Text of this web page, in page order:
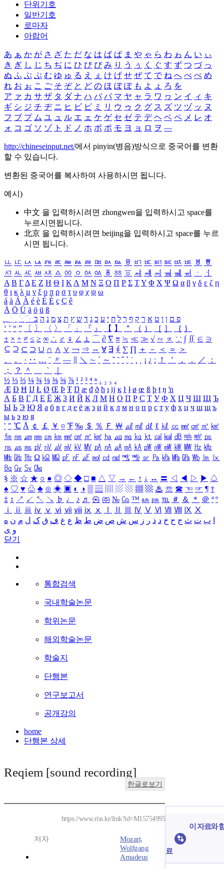
단위기호
일반기호
로마자
아랍어
あ ぁ か が さ ざ た だ な は ば ぱ ま や ゃ ら わ ゎ ん い ぃ
き ぎ し じ ち ぢ に ひ び ぴ み り う ぅ く ぐ す ず つ づ っ
ぬ ふ ぶ ぷ む ゆ ゅ る え ぇ け げ せ ぜ て で ね へ べ ぺ め
れ お ぉ こ ご そ ぞ と ど の ほ ぼ ぽ も よ ょ ろ を
ア ァ カ サ ザ タ ダ ナ ハ バ パ マ ヤ ャ ラ ワ ヮ ン イ ィ キ
ギ シ ジ チ ヂ ニ ヒ ビ ピ ミ リ ウ ゥ ク グ ス ズ ツ ヅ ッ ヌ
フ ブ プ ム ユ ュ ル エ ェ ケ ゲ セ ゼ テ デ ヘ ベ ペ メ レ オ
ォ コ ゴ ソ ゾ ト ド ノ ホ ボ ポ モ ヨ ョ ロ ヲ ―
http://chineseinput.net/에서 pinyin(병음)방식으로 중국어를 변환
할 수 있습니다.
변환된 중국어를 복사하여 사용하시면 됩니다.
예시)
中文 을 입력하시려면 zhongwen을 입력하시고 space를
누르시면됩니다.
北京 을 입력하시려면 beijing을 입력하시고 space를 누르
시면 됩니다.
ㅥ ㅦ ㅧ ㅨ ㅩ ㅪ ㅫ ㅬ ㅭ ㅮ ㅯ ㅰ ㅱ ㅲ ㅳ ㅴ ㅵ ㅶ ㅷ ㅸ
ㅹ
ㅺ ㅻ ㅼ ㅽ ㅾ ㅿ ㆀ ㆁ ㆂ ㆃ ㆄ ㆅ ㆆ ㆇ ㆈ ㆉ ㆊ ㆋ ㆌ ㆍ
ㆎ
Α Β ΓΔ Ε Ζ Η Θ Ι ΚΛ Μ Ν Ξ Ο Π Ρ Σ ΤΥ Φ Χ Ψ Ω α β γ δ ε ζ η
θ ι κ λ μ ν ξ ο π ρ σ τ υ φ χ ψ ω
á à Á À é è É È ç Ç ê
Ä Ö Ü ä ö ü ß
ִֶֹ ֻּ ׁׂ פ ם ן ו ט א ר ק ף ך ל ח י ע כ ג ד ש ץ ת צ מ נ ה ב
‘ ’ “ ” 〔 〕 〈 〉 「 」 『 』 【 】 ＂ （ ） ［ ］ ｛ ｝
± × ÷ ≠ ≤ ≥ ∞ ∴ ♂ ♀ ∠ ⊥ ⌒ ∂ ∇ ≡ ≒ ≪ ≫ √ ∽ ∝ ∵ ∫ ∬ ∈ ∋
⊆ ⊇ ⊂ ⊃ ∪ ∩ ∧ ∨ ￢ ⇒ ⇔ ∀ ∃ ∮ ∑ ∏ ＋ － ＜ ＝
＞
、
。 · ‥ … ¨ 〃 ― ＼ ∼ ´ ～ ˇ ˘ ˝ ˚ ˙ ¸ ¡ ¿ ː ！ ＇ ， ． ／
：
；
？ ＾ ｀
½ ⅓ ⅔ ¼ ¾ ⅛ ⅜ ⅝ ⅞ ¹ ² ³ ⁴ ⁿ ₁ ₂ ₃ ₄
Æ Ð Ħ Ĳ Ł Ø Œ Þ Ŧ Ŋ æ đ ð ħ ı ĳ ĸ ŀ ł ø œ ß þ ŧ ŋ ŉ
А Б В Г Д Е Ё Ж З И Й К Л М Н О П Р С Т У Ф Х Ц Ч Ш Щ Ъ
Ы Ь Э Ю Я а б в г д е ё ж з и й к л м н о п р с т у ф х ц ч ш щ ъ
ы ь э ю я
′ ″ ℃ Å ￠ ￡ ￥ ¤ ℉ ‰ ＄ ％ Ｆ ￦ ㎕ ㎖ ㎗ ℓ ㎘ ㏄ ㎣ ㎤ ㎥ ㎦
㎙ ㎚ ㎛ ㎜ ㎝ ㎞ ㎟ ㎠ ㎡ ㎢ ㏊ ㎍ ㎎ ㎏ ㏏ ㎈ ㎉ ㏈ ㎧ ㎨ ㎰
㎱ ㎲ ㎳ ㎴ ㎵ ㎶ ㎷ ㎸ ㎹ ㎀ ㎁ ㎂ ㎃ ㎄ ㎺ ㎻ ㎽ ㎾ ㎿ ㎐ ㎑
㎒ ㎓ ㎔ Ω ㏀ ㏁ ㎊ ㎋ ㎌ ㏖ ㏅ ㎭ ㎮ ㎯ ㏛ ㎩ ㎪ ㎫ ㎬ ㏝ ㏐
㏓
㏃ ㏉ ㏜ ㏆
§ ※ ☆ ★ ○ ● ◎ ◇ ◆ □ ■ △ ▽ → ← ↑ ↓ ↔ 〓 ◁ ◀ ▷ ▶ ♤
♠ ♡ ♥ ♧ ♣ ⊙ ◈ ▣ ◐ ◑ ▒ ▤ ▨ ▧ ▦ ▩ ♨ ☏ ☎ ☜ ☞ ¶ †
‡ ↕ ↗ ↙ ↖ ↘ ♭ ♩ ♪ ♬ ㉿ ㈜ № ㏇ ™ ㏂ ㏘ ℡ ＃ ＆ ＊ ＠ ª º
ⅰ
ⅱ ⅲ ⅳ ⅴ ⅵ ⅶ ⅷ ⅸ ⅹ Ⅳ Ⅴ Ⅵ Ⅶ Ⅷ Ⅸ Ⅹ
ب ت ث ج ح خ د ذ ر ز س ش ص ض ط ظ ع غ ف ق ک ل م ن ه
و ی
닫기
통합검색
국내학술논문
학위논문
해외학술논문
학술지
단행본
연구보고서
공개강의
home
단행본 상세
Reqiem [sound recording]
한글로보기
https://www.riss.kr/link?id=M15754995
저자
Mozart,
Wolfgang
Amadeus
이 자료와
료